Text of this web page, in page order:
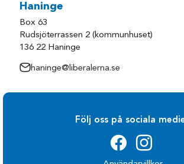
Haninge
Box 63
Rudsjöterrassen 2 (kommunhuset)
136 22 Haninge
haninge@liberalerna.se
Följ oss på sociala